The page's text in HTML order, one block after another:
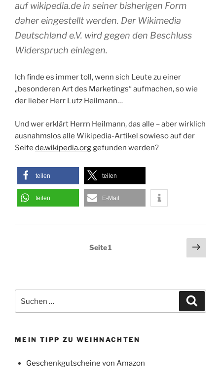
auf wikipedia.de in seiner bisherigen Form
daher eingestellt werden. Der Wikimedia
Deutschland e.V. wird gegen den Beschluss
Widerspruch einlegen.
Ich finde es immer toll, wenn sich Leute zu einer
„besonderen Art des Marketings“ aufmachen, so wie
der lieber Herr Lutz Heilmann…
Und wer erklärt Herrn Heilmann, das alle – aber wirklich
ausnahmslos alle Wikipedia-Artikel sowieso auf der
Seite de.wikipedia.orggefunden werden?
teilen teilen
teilen E-Mail
Seitennummerierung
Seite1
nach:
MEIN TIPP ZU WEIHNACHTEN
Geschenkgutscheine von Amazon